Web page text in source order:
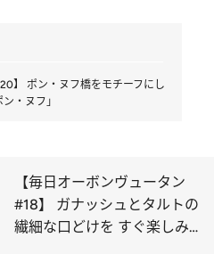
】 ポン・ヌフ橋をモチーフにし
・ヌフ」
【毎日オーボンヴュータン
#18】 ガナッシュとタルトの
繊細な口どけを すぐ楽しみ